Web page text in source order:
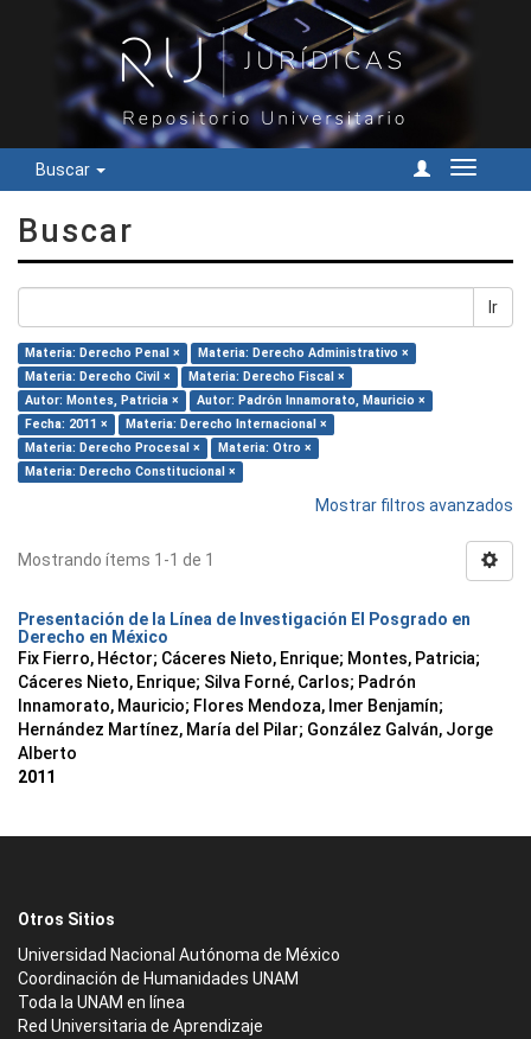
Buscar
Cambiar
Buscar
Ir
Materia: Derecho Penal ×
Materia: Derecho Administrativo ×
Materia: Derecho Civil ×
Materia: Derecho Fiscal ×
Autor: Montes, Patricia ×
Autor: Padrón Innamorato, Mauricio ×
Fecha: 2011 ×
Materia: Derecho Internacional ×
Materia: Derecho Procesal ×
Materia: Otro ×
Materia: Derecho Constitucional ×
Mostrar filtros avanzados
Mostrando ítems 1-1 de 1
Presentación de la Línea de Investigación El Posgrado en
Derecho en México
Fix Fierro, Héctor; Cáceres Nieto, Enrique; Montes, Patricia;
Cáceres Nieto, Enrique; Silva Forné, Carlos; Padrón
Innamorato, Mauricio; Flores Mendoza, Imer Benjamín;
Hernández Martínez, María del Pilar; González Galván, Jorge
Alberto
2011
Otros Sitios
Universidad Nacional Autónoma de México
Coordinación de Humanidades UNAM
Toda la UNAM en línea
Red Universitaria de Aprendizaje